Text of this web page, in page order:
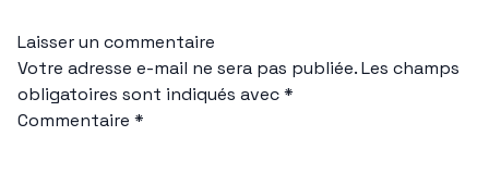
Laisser un commentaire
Votre adresse e-mail ne sera pas publiée.Les champs
obligatoires sont indiqués avec*
Commentaire *